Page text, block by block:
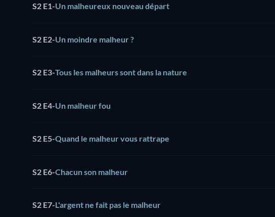
S2 E1-Un malheureux nouveau départ
S2 E2-Un moindre malheur ?
S2 E3-Tous les malheurs sont dans la nature
S2 E4-Un malheur fou
S2 E5-Quand le malheur vous rattrape
S2 E6-Chacun son malheur
S2 E7-L'argent ne fait pas le malheur